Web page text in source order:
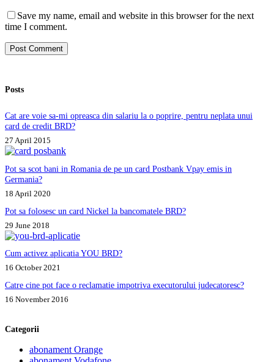
Save my name, email and website in this browser for the next
time I comment.
Post Comment
Posts
Cat are voie sa-mi opreasca din salariu la o poprire, pentru neplata unui
card de credit BRD?
27 April 2015
Pot sa scot bani in Romania de pe un card Postbank Vpay emis in
Germania?
18 April 2020
Pot sa folosesc un card Nickel la bancomatele BRD?
29 June 2018
Cum activez aplicatia YOU BRD?
16 October 2021
Catre cine pot face o reclamatie impotriva executorului judecatoresc?
16 November 2016
Categorii
abonament Orange